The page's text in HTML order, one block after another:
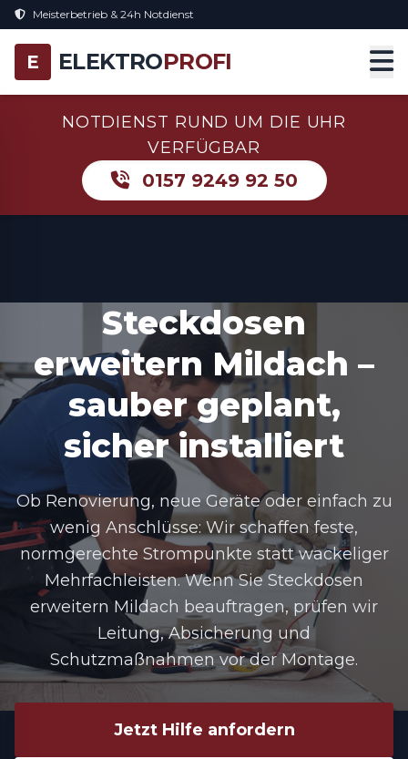
Meisterbetrieb & 24h Notdienst
E ELEKTROPROFI
NOTDIENST RUND UM DIE UHR
VERFÜGBAR
0157 9249 92 50
Steckdosen
erweitern Mildach –
sauber geplant,
sicher installiert
Ob Renovierung, neue Geräte oder einfach zu
wenig Anschlüsse: Wir schaffen feste,
normgerechte Strompunkte statt wackeliger
Mehrfachleisten. Wenn SieSteckdosen
erweitern Mildach beauftragen, prüfen wir
Leitung, Absicherung und
Schutzmaßnahmen vor der Montage.
Jetzt Hilfe anfordern